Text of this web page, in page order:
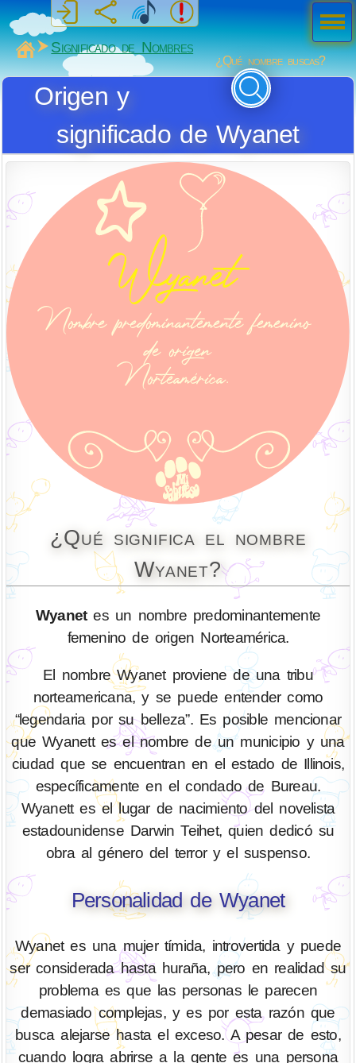
MiSabueso
Significado de Nombres
¿Qué nombre buscas?
Origen y
significado de Wyanet
¿Qué significa el nombre
Wyanet?
Wyanetes un nombre predominantemente
femenino de origen Norteamérica.
El nombre Wyanet proviene de una tribu
norteamericana, y se puede entender como
“legendaria por su belleza”. Es posible mencionar
que Wyanett es el nombre de un municipio y una
ciudad que se encuentran en el estado de Illinois,
específicamente en el condado de Bureau.
Wyanett es el lugar de nacimiento del novelista
estadounidense Darwin Teihet, quien dedicó su
obra al género del terror y el suspenso.
Personalidad de Wyanet
Wyanet es una mujer tímida, introvertida y puede
ser considerada hasta huraña, pero en realidad su
problema es que las personas le parecen
demasiado complejas, y es por esta razón que
busca alejarse hasta el exceso. A pesar de esto,
cuando logra abrirse a la gente es una persona
Men
ú